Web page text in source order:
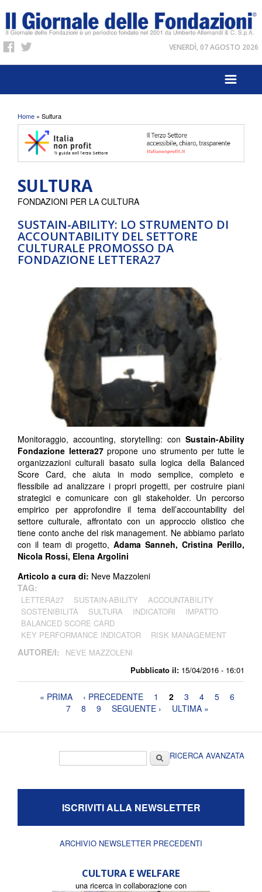
VENERDÌ, 07 AGOSTO 2026
Tu sei qui
Home » Sultura
SULTURA
SUSTAIN-ABILITY: LO STRUMENTO DI
ACCOUNTABILITY DEL SETTORE
CULTURALE PROMOSSO DA
FONDAZIONE LETTERA27
Pubblicato il: 15/04/2016 - 16:01
FONDAZIONI PER LA CULTURA
Monitoraggio, accounting, storytelling: con Sustain-Ability
Fondazione lettera27propone uno strumento per tutte le
organizzazioni culturali basato sulla logica della Balanced
Score Card, che aiuta in modo semplice, completo e
flessibile ad analizzare i propri progetti, per costruire piani
strategici e comunicare con gli stakeholder. Un percorso
empirico per approfondire il tema dell’accountability del
settore culturale, affrontato con un approccio olistico che
tiene conto anche del risk management. Ne abbiamo parlato
con il team di progetto, Adama Sanneh, Cristina Perillo,
Nicola Rossi, Elena Argolini
Articolo a cura di: Neve Mazzoleni
TAG:
LETTERA27 SUSTAIN-ABILITY
ACCOUNTABILITY
SOSTENIBILITÀ
SULTURA INDICATORI
IMPATTO
BALANCED SCORE CARD
KEY PERFORMANCE INDICATOR
RISK MANAGEMENT
AUTORE/I: NEVE MAZZOLENI
Pagine« PRIMA ‹ PRECEDENTE 1 2 3 4 5
6
7
8 9 SEGUENTE › ULTIMA »
CercaRICERCA AVANZATA
ISCRIVITI ALLA NEWSLETTER
ARCHIVIO NEWSLETTER PRECEDENTI
CULTURA E WELFARE
una ricerca in collaborazione con